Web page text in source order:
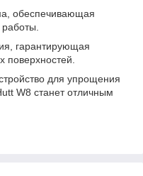
обеспечивающая
гарантирующая
для упрощения
W8 станет отличным